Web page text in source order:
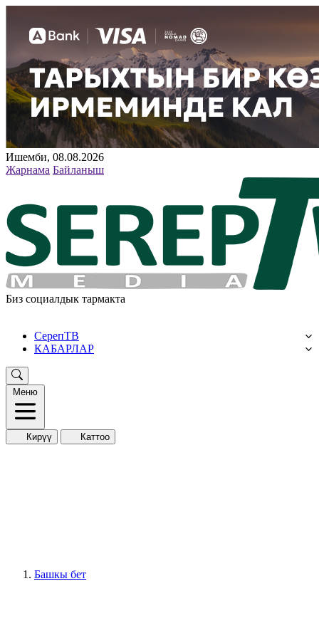
Ишемби, 08.08.2026
Жарнама Байланыш
Биз социалдык тармакта
СерепТВ
КАБАРЛАР
Меню
Кирүү Каттоо
Башкы бет